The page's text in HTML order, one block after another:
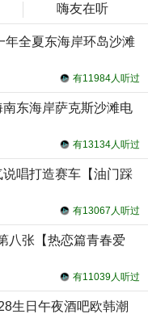
嗨友在听
全夏东海岸环岛沙滩
有11984人听过
东海岸萨克斯沙滩电
有13134人听过
唱打造赛车【油门踩
有13067人听过
八张【热恋篇青春爱
有11039人听过
生日午夜酒吧欧韩潮